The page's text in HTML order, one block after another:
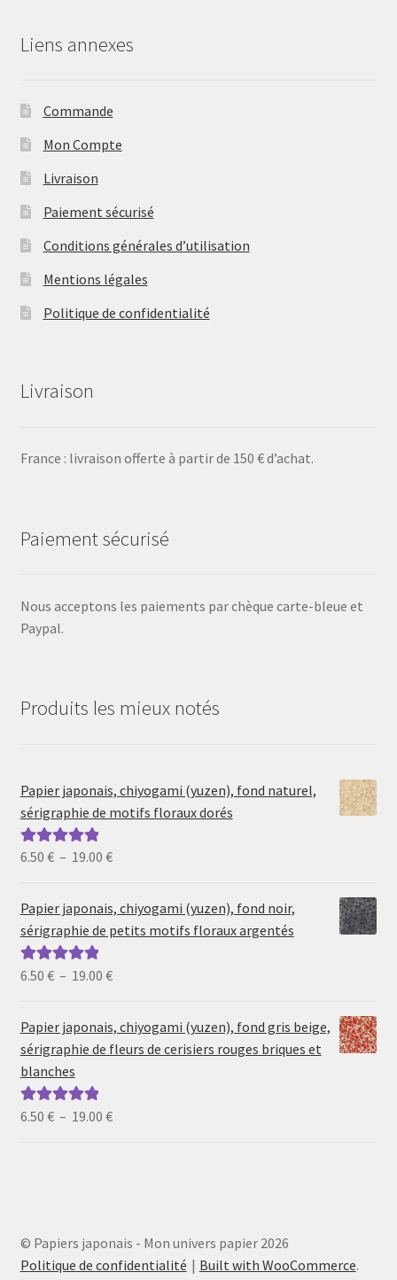
Liens annexes
Commande
Mon Compte
Livraison
Paiement sécurisé
Conditions générales d’utilisation
Mentions légales
Politique de confidentialité
Livraison
France : livraison offerte à partir de 150 € d’achat.
Paiement sécurisé
Nous acceptons les paiements par chèque carte-bleue et
Paypal.
Produits les mieux notés
Papier japonais, chiyogami (yuzen), fond naturel,
sérigraphie de motifs floraux dorés
Note5.00sur
6.50 € – 19.00 €Plage
prix :
6.50 €
19.00 €
Papier japonais, chiyogami (yuzen), fond noir,
sérigraphie de petits motifs floraux argentés
Note5.00sur
6.50 € – 19.00 €Plage
prix :
6.50 €
Papier japonais, chiyogami (yuzen), fond gris beige,
sérigraphie de fleurs de cerisiers rouges briques et
blanches
Note5.00sur
6.50 € – 19.00 €Plage
© Papiers japonais - Mon univers papier 2026
Politique de confidentialité
Built with WooCommerce.